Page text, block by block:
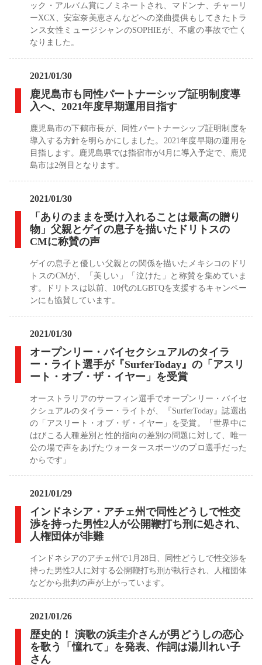
ック・アルバム賞にノミネートされ、マドンナ、チャーリ
ーXCX、安室奈美恵さんなどへの楽曲提供もしてきたトラ
ンス女性ミュージシャンのSOPHIEが、不慮の事故で亡く
なりました。
2021/01/30
鹿児島市も同性パートナーシップ証明制度導
入へ、2021年度早期運用目指す
鹿児島市の下鶴市長が、同性パートナーシップ証明制度を
導入する方針を明らかにしました。2021年度早期の運用を
目指します。鹿児島県では指宿市が4月に導入予定で、鹿児
島市は2例目となります。
2021/01/30
「ありのままを受け入れることは最高の贈り
物」父親とゲイの息子を描いたドリトスの
CMに称賛の声
ゲイの息子と優しい父親との関係を描いたメキシコのドリ
トスのCMが、「美しい」「泣けた」と称賛を集めていま
す。ドリトスは以前、10代のLGBTQを支援するキャンペー
ンにも協賛しています。
2021/01/30
オープンリー・バイセクシュアルのタイラ
ー・ライト選手が『SurferToday』の「アスリ
ート・オブ・ザ・イヤー」を受賞
オーストラリアのサーフィン選手でオープンリー・バイセ
クシュアルのタイラー・ライトが、『SurferToday』誌選出
の「アスリート・オブ・ザ・イヤー」を受賞。「世界中に
はびこる人種差別と性的指向の差別の問題に対して、唯一
公の場で声をあげたウォータースポーツのプロ選手だった
からです」
2021/01/29
インドネシア・アチェ州で同性どうしで性交
渉を持った男性2人が公開鞭打ち刑に処され、
人権団体が非難
インドネシアのアチェ州で1月28日、同性どうしで性交渉を
持った男性2人に対する公開鞭打ち刑が執行され、人権団体
などから批判の声が上がっています。
2021/01/26
歴史的！ 演歌の浜圭介さんが男どうしの恋心
を歌う「憧れて」を発表、作詞は湯川れい子
さん